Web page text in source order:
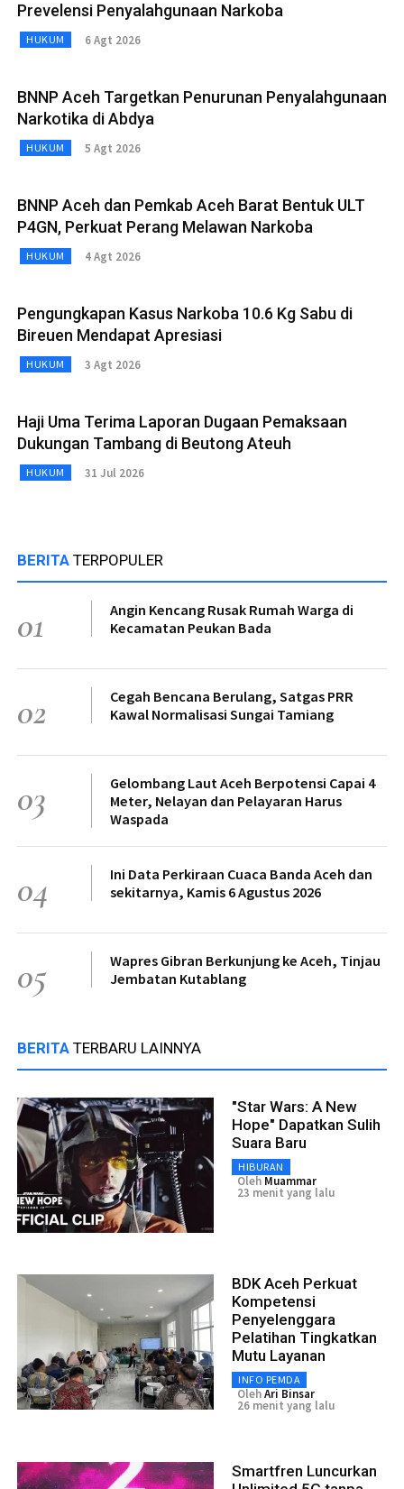
Prevelensi Penyalahgunaan Narkoba
HUKUM 6 Agt 2026
BNNP Aceh Targetkan Penurunan Penyalahgunaan
Narkotika di Abdya
HUKUM 5 Agt 2026
BNNP Aceh dan Pemkab Aceh Barat Bentuk ULT
P4GN, Perkuat Perang Melawan Narkoba
HUKUM 4 Agt 2026
Pengungkapan Kasus Narkoba 10.6 Kg Sabu di
Bireuen Mendapat Apresiasi
HUKUM 3 Agt 2026
Haji Uma Terima Laporan Dugaan Pemaksaan
Dukungan Tambang di Beutong Ateuh
HUKUM 31 Jul 2026
BERITA TERPOPULER
01
Angin Kencang Rusak Rumah Warga di
Kecamatan Peukan Bada
02
Cegah Bencana Berulang, Satgas PRR
Kawal Normalisasi Sungai Tamiang
03
Gelombang Laut Aceh Berpotensi Capai 4
Meter, Nelayan dan Pelayaran Harus
Waspada
04
Ini Data Perkiraan Cuaca Banda Aceh dan
sekitarnya, Kamis 6 Agustus 2026
05
Wapres Gibran Berkunjung ke Aceh, Tinjau
Jembatan Kutablang
BERITA TERBARU LAINNYA
"Star Wars: A New
Hope" Dapatkan Sulih
Suara Baru
HIBURAN
Oleh Muammar
23 menit yang lalu
BDK Aceh Perkuat
Kompetensi
Penyelenggara
Pelatihan Tingkatkan
Mutu Layanan
INFO PEMDA
OlehAri Binsar
26 menit yang lalu
Smartfren Luncurkan